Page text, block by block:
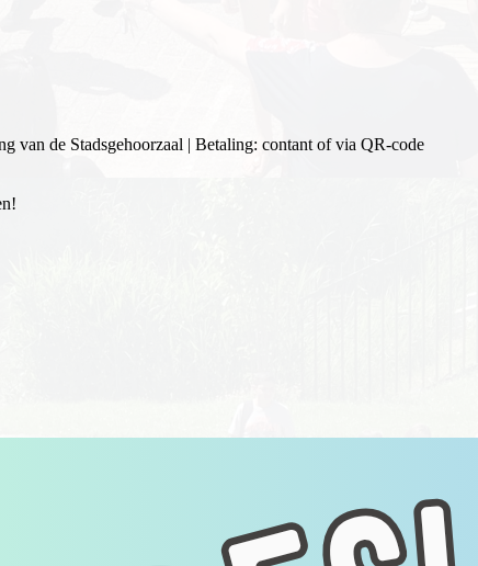
van de Stadsgehoorzaal | Betaling: contant of via QR-code